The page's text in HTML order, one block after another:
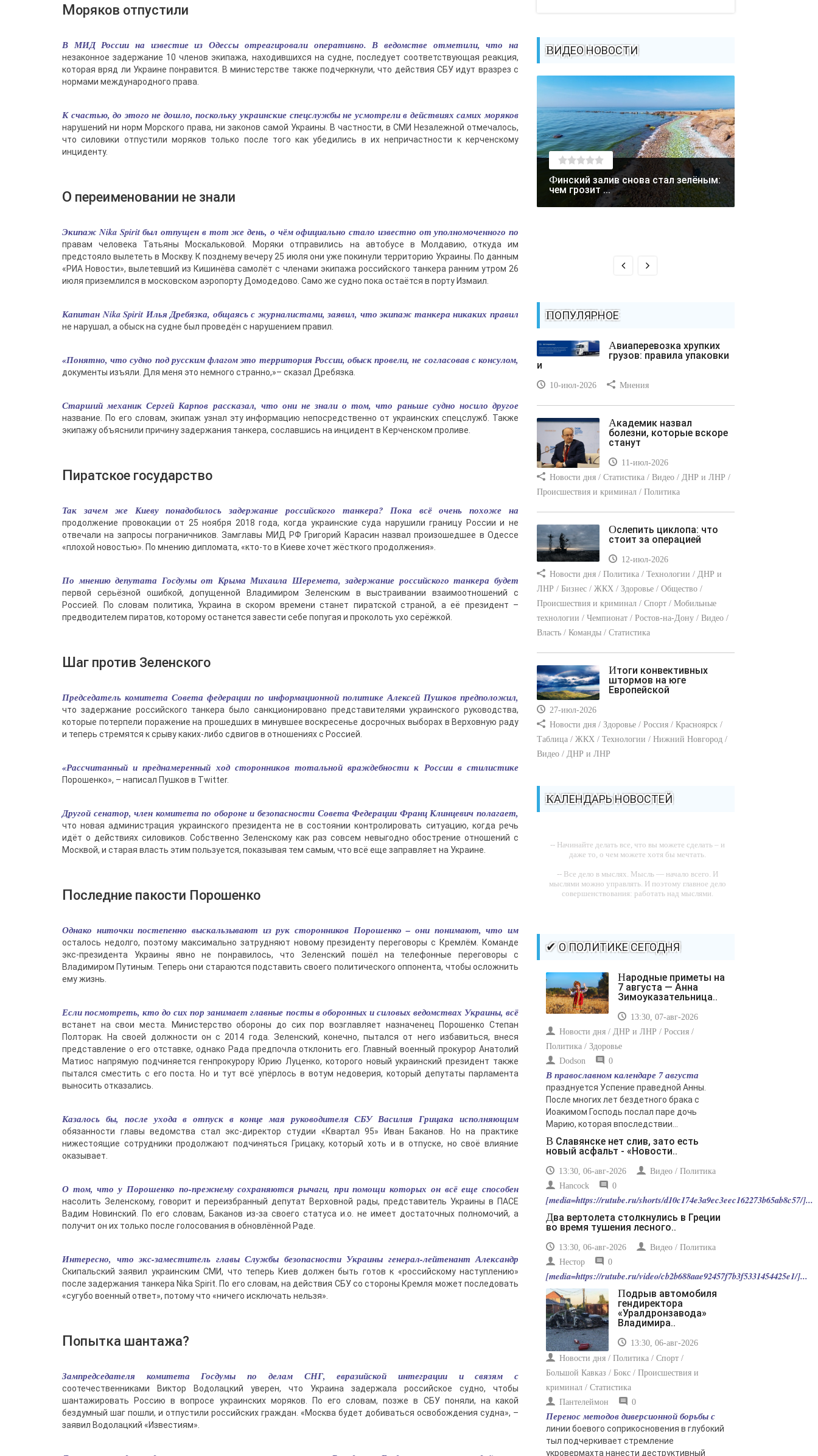
Моряков отпустили
В МИД России на известие из Одессы отреагировали оперативно. В ведомстве отметили, что на
незаконное задержание 10 членов экипажа, находившихся на судне, последует соответствующая реакция,
которая вряд ли Украине понравится. В министерстве также подчеркнули, что действия СБУ идут вразрез с
нормами международного права.
К счастью, до этого не дошло, поскольку украинские спецслужбы не усмотрели в действиях самих моряков
нарушений ни норм Морского права, ни законов самой Украины. В частности, в СМИ Незалежной отмечалось,
что силовики отпустили моряков только после того как убедились в их непричастности к керченскому
инциденту.
О переименовании не знали
Экипаж Nika Spirit был отпущен в тот же день, о чём официально стало известно от уполномоченного по
правам человека Татьяны Москальковой. Моряки отправились на автобусе в Молдавию, откуда им
предстояло вылететь в Москву. К позднему вечеру 25 июля они уже покинули территорию Украины. По данным
«РИА Новости», вылетевший из Кишинёва самолёт с членами экипажа российского танкера ранним утром 26
июля приземлился в московском аэропорту Домодедово. Само же судно пока остаётся в порту Измаил.
Капитан Nika Spirit Илья Дребязка, общаясь с журналистами, заявил, что экипаж танкера никаких правил
не нарушал, а обыск на судне был проведён с нарушением правил.
«Понятно, что судно под русским флагом это территория России, обыск провели, не согласовав с консулом,
документы изъяли. Для меня это немного странно,»– сказал Дребязка.
Старший механик Сергей Карпов рассказал, что они не знали о том, что раньше судно носило другое
название. По его словам, экипаж узнал эту информацию непосредственно от украинских спецслужб. Также
экипажу объяснили причину задержания танкера, сославшись на инцидент в Керченском проливе.
Пиратское государство
Так зачем же Киеву понадобилось задержание российского танкера? Пока всё очень похоже на
продолжение провокации от 25 ноября 2018 года, когда украинские суда нарушили границу России и не
отвечали на запросы пограничников. Замглавы МИД РФ Григорий Карасин назвал произошедшее в Одессе
«плохой новостью». По мнению дипломата, «кто-то в Киеве хочет жёсткого продолжения».
По мнению депутата Госдумы от Крыма Михаила Шеремета, задержание российского танкера будет
первой серьёзной ошибкой, допущенной Владимиром Зеленским в выстраивании взаимоотношений с
Россией. По словам политика, Украина в скором времени станет пиратской страной, а её президент –
предводителем пиратов, которому останется завести себе попугая и проколоть ухо серёжкой.
Шаг против Зеленского
Председатель комитета Совета федерации по информационной политике Алексей Пушков предположил,
что задержание российского танкера было санкционировано представителями украинского руководства,
которые потерпели поражение на прошедших в минувшее воскресенье досрочных выборах в Верховную раду
и теперь стремятся к срыву каких-либо сдвигов в отношениях с Россией.
«Рассчитанный и преднамеренный ход сторонников тотальной враждебности к России в стилистике
Порошенко», – написал Пушков в Twitter.
Другой сенатор, член комитета по обороне и безопасности Совета Федерации Франц Клинцевич полагает,
что новая администрация украинского президента не в состоянии контролировать ситуацию, когда речь
идёт о действиях силовиков. Собственно Зеленскому как раз совсем невыгодно обострение отношений с
Москвой, и старая власть этим пользуется, показывая тем самым, что всё еще заправляет на Украине.
Последние пакости Порошенко
Однако ниточки постепенно выскальзывают из рук сторонников Порошенко – они понимают, что им
осталось недолго, поэтому максимально затрудняют новому президенту переговоры с Кремлём. Команде
экс-президента Украины явно не понравилось, что Зеленский пошёл на телефонные переговоры с
Владимиром Путиным. Теперь они стараются подставить своего политического оппонента, чтобы осложнить
ему жизнь.
Если посмотреть, кто до сих пор занимает главные посты в оборонных и силовых ведомствах Украины, всё
встанет на свои места. Министерство обороны до сих пор возглавляет назначенец Порошенко Степан
Полторак. На своей должности он с 2014 года. Зеленский, конечно, пытался от него избавиться, внеся
представление о его отставке, однако Рада предпочла отклонить его. Главный военный прокурор Анатолий
Матиос напрямую подчиняется генпрокурору Юрию Луценко, которого новый украинский президент также
пытался сместить с его поста. Но и тут всё упёрлось в вотум недоверия, который депутаты парламента
выносить отказались.
Казалось бы, после ухода в отпуск в конце мая руководителя СБУ Василия Грицака исполняющим
обязанности главы ведомства стал экс-директор студии «Квартал 95» Иван Баканов. Но на практике
нижестоящие сотрудники продолжают подчиняться Грицаку, который хоть и в отпуске, но своё влияние
оказывает.
О том, что у Порошенко по-прежнему сохраняются рычаги, при помощи которых он всё еще способен
насолить Зеленскому, говорит и переизбранный депутат Верховной рады, представитель Украины в ПАСЕ
Вадим Новинский. По его словам, Баканов из-за своего статуса и.о. не имеет достаточных полномочий, а
получит он их только после голосования в обновлённой Раде.
Интересно, что экс-заместитель главы Службы безопасности Украины генерал-лейтенант Александр
Скипальский заявил украинским СМИ, что теперь Киев должен быть готов к «российскому наступлению»
после задержания танкера Nika Spirit. По его словам, на действия СБУ со стороны Кремля может последовать
«сугубо военный ответ», потому что «ничего исключать нельзя».
Попытка шантажа?
Зампредседателя комитета Госдумы по делам СНГ, евразийской интеграции и связям с
соотечественниками Виктор Водолацкий уверен, что Украина задержала российское судно, чтобы
шантажировать Россию в вопросе украинских моряков. По его словам, позже в СБУ поняли, на какой
бездумный шаг пошли, и отпустили российских граждан. «Москва будет добиваться освобождения судна», –
заявил Водолацкий «Известиям».
ВИДЕО НОВОСТИ
Финский залив снова стал зелёным:
чем грозит ...
ПОПУЛЯРНОЕ
Авиаперевозка хрупких
грузов: правила упаковки
и
10-июл-2026 Мнения
Академик назвал
болезни, которые вскоре
станут
11-июл-2026
Новости дня / Статистика / Видео / ДНР и ЛНР /
Происшествия и криминал / Политика
Ослепить циклопа: что
стоит за операцией
12-июл-2026
Новости дня / Политика / Технологии / ДНР и
ЛНР / Бизнес / ЖКХ / Здоровье / Общество /
Происшествия и криминал / Спорт / Мобильные
технологии / Чемпионат / Ростов-на-Дону / Видео /
Власть / Команды / Статистика
Итоги конвективных
штормов на юге
Европейской
27-июл-2026
Новости дня / Здоровье / Россия / Красноярск /
Таблица / ЖКХ / Технологии / Нижний Новгород /
Видео / ДНР и ЛНР
КАЛЕНДАРЬ НОВОСТЕЙ
-- Начинайте делать все, что вы можете сделать – и
даже то, о чем можете хотя бы мечтать.
-- Все дело в мыслях. Мысль — начало всего. И
мыслями можно управлять. И поэтому главное дело
совершенствования: работать над мыслями.
-- Самое большое богатство — это ум. Самая большая
нищета — глупость. Из всех страхов самый пугающий
-- Лучшее, что можно сделать с хорошим советом, это
пропустить его мимо ушей. Он никогда не бывает
полезен никому, кроме того, кто его дал.
-- Люблю давать советы и очень не люблю, когда их
дают мне.
✔ О ПОЛИТИКЕ СЕГОДНЯ
Народные приметы на
7 августа — Анна
Зимоуказательница..
13:30, 07-авг-2026
Новости дня / ДНР и ЛНР / Россия /
Политика / Здоровье
Dodson
0
В православном календаре 7 августа
празднуется Успение праведной Анны.
После многих лет бездетного брака с
Иоакимом Господь послал паре дочь
Марию, которая впоследствии...
В Славянске нет слив, зато есть
новый асфальт - «Новости..
13:30, 06-авг-2026
Видео / Политика
Hancock
0
[media=https://rutube.ru/shorts/d10c174e3a9ec3eec162273b65ab8c57/]...
Два вертолета столкнулись в Греции
во время тушения лесного..
13:30, 06-авг-2026
Видео / Политика
Нестор
0
[media=https://rutube.ru/video/cb2b688aae92457f7b3f5331454425e1/]...
Подрыв автомобиля
гендиректора
«Уралдронзавода»
Владимира..
13:30, 06-авг-2026
Новости дня / Политика / Спорт /
Большой Кавказ / Бокс / Происшествия и
криминал / Статистика
Пантелеймон
0
Перенос методов диверсионной борьбы с
линии боевого соприкосновения в глубокий
тыл подчеркивает стремление
укровермахта нанести деструктивный